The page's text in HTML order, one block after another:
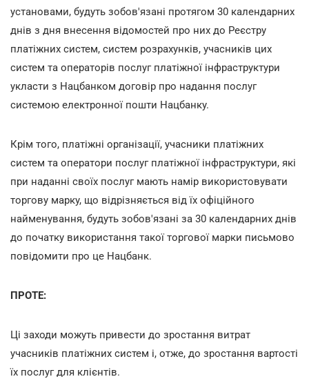
установами, будуть зобов'язані протягом 30 календарних
днів з дня внесення відомостей про них до Реєстру
платіжних систем, систем розрахунків, учасників цих
систем та операторів послуг платіжної інфраструктури
укласти з Нацбанком договір про надання послуг
системою електронної пошти Нацбанку.
Крім того, платіжні організації, учасники платіжних
систем та оператори послуг платіжної інфраструктури, які
при наданні своїх послуг мають намір використовувати
торгову марку, що відрізняється від їх офіційного
найменування, будуть зобов'язані за 30 календарних днів
до початку використання такої торгової марки письмово
повідомити про це Нацбанк.
ПРОТЕ:
Ці заходи можуть привести до зростання витрат
учасників платіжних систем і, отже, до зростання вартості
їх послуг для клієнтів.